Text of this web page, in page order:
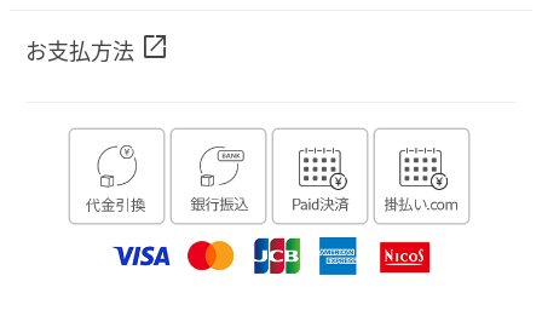
お支払方法 open_in_new